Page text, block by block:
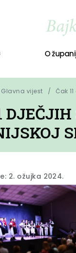
O
Glavna vijest Čak
2. ožujka 2024.